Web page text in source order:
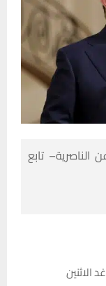
تابع
الاثنين